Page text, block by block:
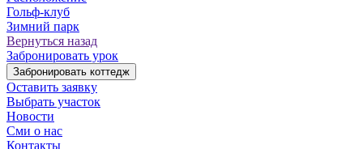
Гольф-клуб
Зимний парк
Вернуться назад
Забронировать урок
Забронировать коттедж
Оставить заявку
Выбрать участок
Новости
Сми о нас
Контакты